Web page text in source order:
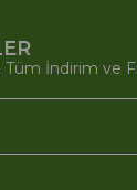
İndirim ve